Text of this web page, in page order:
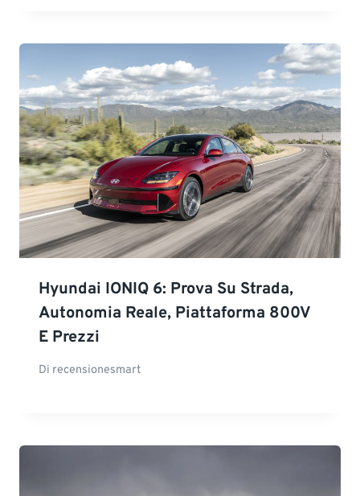
Hyundai IONIQ 6: Prova Su Strada,
Autonomia Reale, Piattaforma 800V
E Prezzi
Di recensionesmart